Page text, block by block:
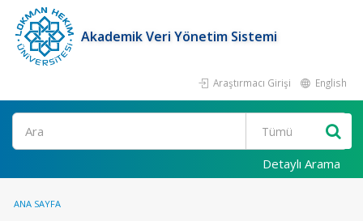
Akademik Veri Yönetim Sistemi
Araştırmacı Girişi English
Ara
Detaylı Arama
ANA SAYFA